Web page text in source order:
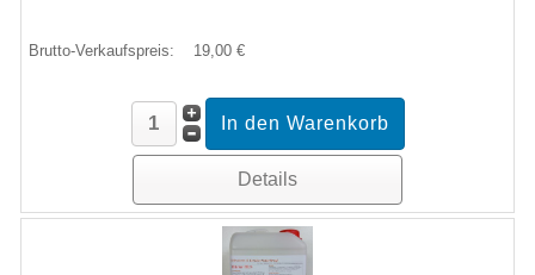
Brutto-Verkaufspreis: 19,00 €
Details